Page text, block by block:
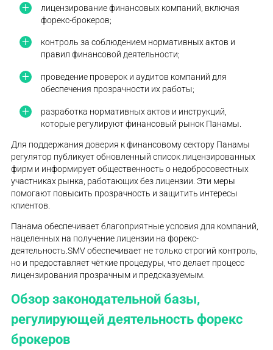
лицензирование финансовых компаний, включая
форекс-брокеров;
контроль за соблюдением нормативных актов и
правил финансовой деятельности;
проведение проверок и аудитов компаний для
обеспечения прозрачности их работы;
разработка нормативных актов и инструкций,
которые регулируют финансовый рынок Панамы.
Для поддержания доверия к финансовому сектору Панамы
регулятор публикует обновленный список лицензированных
фирм и информирует общественность о недобросовестных
участниках рынка, работающих без лицензии. Эти меры
помогают повысить прозрачность и защитить интересы
клиентов.
Панама обеспечивает благоприятные условия для компаний,
нацеленных на получение лицензии на форекс-
деятельность.SMV обеспечивает не только строгий контроль,
но и предоставляет чёткие процедуры, что делает процесс
лицензирования прозрачным и предсказуемым.
Обзор законодательной базы,
регулирующей деятельность форекс
брокеров